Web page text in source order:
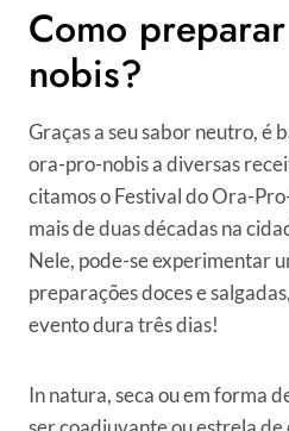
Como
nobis?
Graças a seu sabor neutro, é
ora-pro-nobis a diversas
citamos o Festival do Ora-
mais de duas décadas na
Nele, pode-se experimentar
preparações doces e
evento dura três dias!
In natura, seca ou em forma